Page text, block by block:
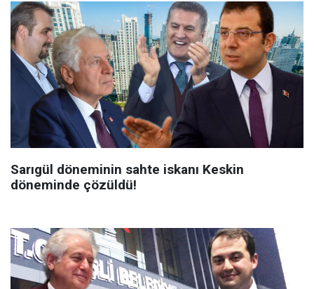
Sarıgül döneminin sahte iskanı Keskin
döneminde çözüldü!